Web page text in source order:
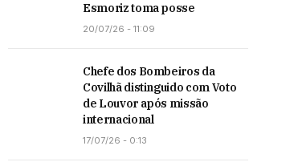
Esmoriz toma posse
20/07/26 - 11:09
Chefe dos Bombeiros da
Covilhã distinguido com Voto
de Louvor após missão
internacional
17/07/26 - 0:13